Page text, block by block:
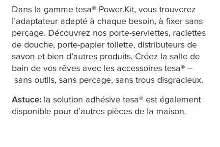
Dans la gamme tesa® Power.Kit, vous trouverez
l’adaptateur adapté à chaque besoin, à fixer sans
perçage. Découvrez nos porte-serviettes, raclettes
de douche, porte-papier toilette, distributeurs de
savon et bien d’autres produits. Créez la salle de
bain de vos rêves avec les accessoires tesa® –
sans outils, sans perçage, sans trous disgracieux.
Astuce: la solution adhésive tesa® est également
disponible pour d’autres pièces de la maison.